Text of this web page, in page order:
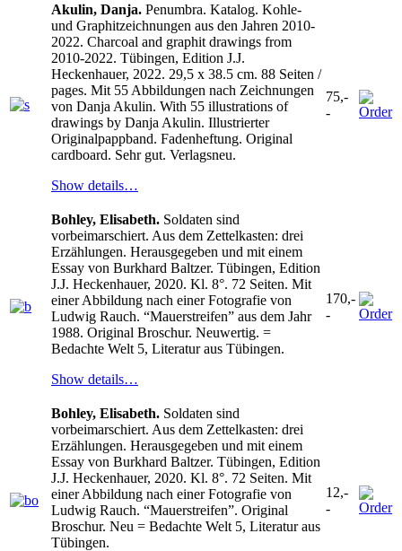
Akulin, Danja. Penumbra. Katalog. Kohle-
und Graphitzeichnungen aus den Jahren 2010-
2022. Charcoal and graphit drawings from
2010-2022. Tübingen, Edition J.J.
Heckenhauer, 2022. 29,5 x 38.5 cm. 88 Seiten /
pages. Mit 55 Abbildungen nach Zeichnungen
von Danja Akulin. With 55 illustrations of
drawings by Danja Akulin. Illustrierter
Originalpappband. Fadenheftung. Original
cardboard. Sehr gut. Verlagsneu.
Show details…
75,-
-
Bohley, Elisabeth. Soldaten sind
vorbeimarschiert. Aus dem Zettelkasten: drei
Erzählungen. Herausgegeben und mit einem
Essay von Burkhard Baltzer. Tübingen, Edition
J.J. Heckenhauer, 2020. Kl. 8°. 72 Seiten. Mit
einer Abbildung nach einer Fotografie von
Ludwig Rauch. “Mauerstreifen” aus dem Jahr
1988. Original Broschur. Neuwertig. =
Bedachte Welt 5, Literatur aus Tübingen.
Show details…
170,-
-
Bohley, Elisabeth. Soldaten sind
vorbeimarschiert. Aus dem Zettelkasten: drei
Erzählungen. Herausgegeben und mit einem
Essay von Burkhard Baltzer. Tübingen, Edition
J.J. Heckenhauer, 2020. Kl. 8°. 72 Seiten. Mit
einer Abbildung nach einer Fotografie von
Ludwig Rauch. “Mauerstreifen”. Original
Broschur. Neu = Bedachte Welt 5, Literatur aus
Tübingen.
12,-
-